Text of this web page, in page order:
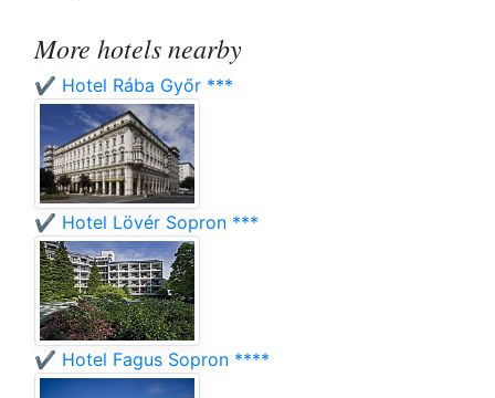
More hotels nearby
✔️ Hotel Rába Győr ***
✔️ Hotel Lövér Sopron ***
✔️ Hotel Fagus Sopron ****